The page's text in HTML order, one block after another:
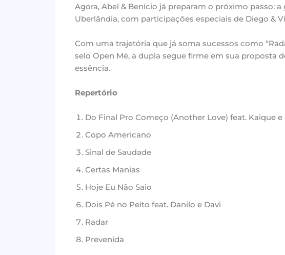
Agora, Abel & Benício já preparam o próximo passo:
Uberlândia, com participações especiais de Diego &
Com uma trajetória que já soma sucessos como
selo Open Mé, a dupla segue firme em sua proposta
essência.
Repertório
Do Final Pro Começo (Another Love) feat. Kaique e
Copo Americano
Sinal de Saudade
Certas Manias
Hoje Eu Não Saio
Dois Pé no Peito feat. Danilo e Davi
Radar
Prevenida